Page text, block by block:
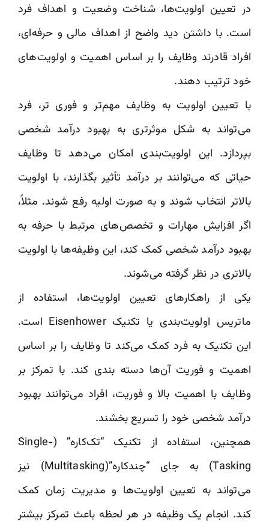
در تعیین اولویت‌ها، شناخت وضعیت و اهداف فرد
است. با داشتن دید واضح از اهداف مالی و حرفه‌ای،
افراد قادرند وظایف را بر اساس اهمیت و اولویت‌های
خود ترتیب دهند.
با تعیین اولویت به وظایف مهم‌تر و فوری تر، فرد
می‌تواند به شکل موثرتری به بهبود درآمد شخصی
بپردازد. این اولویت‌بندی امکان می‌دهد تا وظایف
حیاتی که می‌توانند بر درآمد تأثیر بگذارند، با اولویت
بالاتر انتخاب شوند و به صورت اولیه رفع شوند. مثلاً،
اگر افزایش مهارات و تخصص‌های مرتبط با حرفه به
بهبود درآمد شخصی کمک کند، این وظیفه‌ها با اولویت
بالاتری در نظر گرفته می‌شوند.
یکی از راهکارهای تعیین اولویت‌ها، استفاده از
ماتریس اولویت‌بندی یا تکنیک Eisenhower است.
این تکنیک به فرد کمک می‌کند تا وظایف را بر اساس
اهمیت و فوریت آن‌ها دسته بندی کند. با تمرکز بر
وظایف با اهمیت بالا و فوریت، افراد می‌توانند بهبود
درآمد شخصی خود را تسریع بخشند.
همچنین، استفاده از تکنیک “تک‌کاره” (Single-
Tasking) به جای “چندکاره”(Multitasking) نیز
می‌تواند به تعیین اولویت‌ها و مدیریت زمان کمک
کند. انجام یک وظیفه در هر لحظه باعث تمرکز بیشتر